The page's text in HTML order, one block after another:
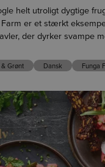
helt utroligt dygtige
er et stærkt
der dyrker svampe
Grønt Dansk Funga
på menuen, og lad dig
med masser af
blåbær –
blåbær dyrkes
hvor man siden 1988
blåbær. Bærrene
klare frugtkød og
salater, bagværk og